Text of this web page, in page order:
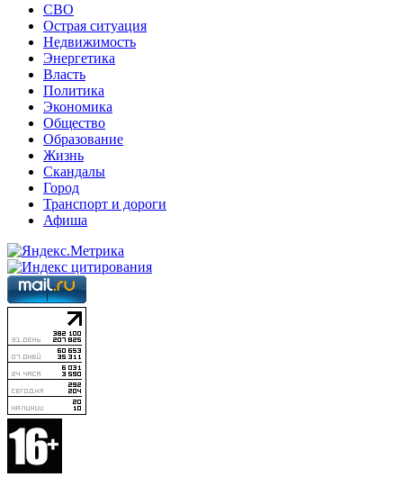
СВО
Острая ситуация
Недвижимость
Энергетика
Власть
Политика
Экономика
Общество
Образование
Жизнь
Скандалы
Город
Транспорт и дороги
Афиша